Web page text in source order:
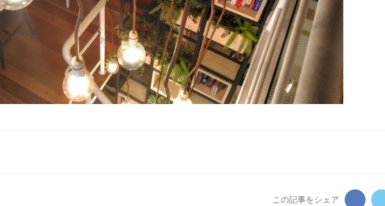
この記事をシェア